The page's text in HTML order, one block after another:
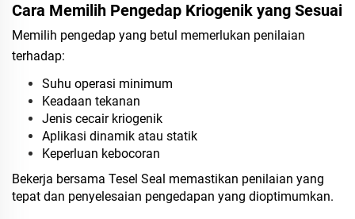
Cara Memilih Pengedap Kriogenik yang Sesuai
Memilih pengedap yang betul memerlukan penilaian
terhadap:
Suhu operasi minimum
Keadaan tekanan
Jenis cecair kriogenik
Aplikasi dinamik atau statik
Keperluan kebocoran
Bekerja bersama Tesel Seal memastikan penilaian yang
tepat dan penyelesaian pengedapan yang dioptimumkan.